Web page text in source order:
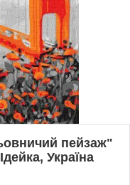
пейзаж"
Україна